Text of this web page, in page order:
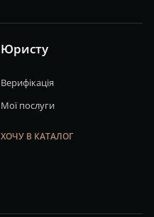
Юристу
Верифікація
Мої послуги
ХОЧУ В КАТАЛОГ